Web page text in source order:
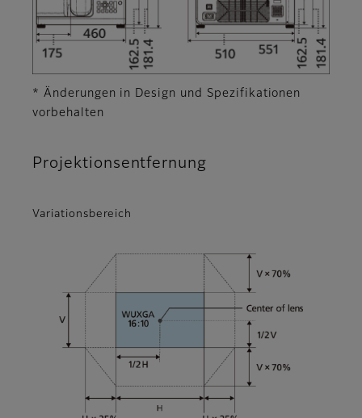
* Änderungen in Design und Spezifikationen
vorbehalten
Projektionsentfernung
Variationsbereich